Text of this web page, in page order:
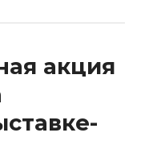
акция